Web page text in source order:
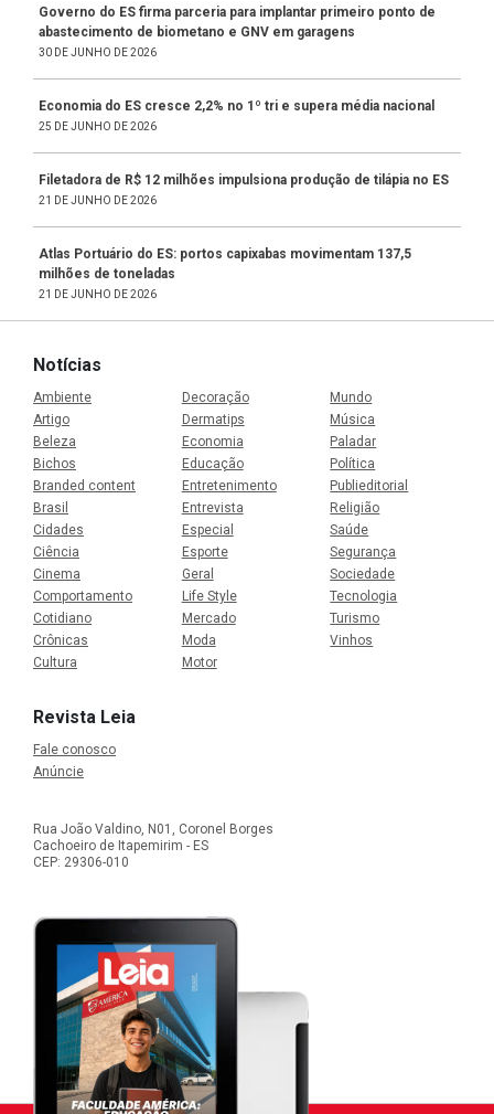
Governo do ES firma parceria para implantar primeiro ponto de
abastecimento de biometano e GNV em garagens
30 DE JUNHO DE 2026
Economia do ES cresce 2,2% no 1º tri e supera média nacional
25 DE JUNHO DE 2026
Filetadora de R$ 12 milhões impulsiona produção de tilápia no ES
21 DE JUNHO DE 2026
Atlas Portuário do ES: portos capixabas movimentam 137,5
milhões de toneladas
21 DE JUNHO DE 2026
Notícias
Ambiente
Artigo
Beleza
Bichos
Branded content
Brasil
Cidades
Ciência
Cinema
Comportamento
Cotidiano
Crônicas
Cultura
Decoração
Dermatips
Economia
Educação
Entretenimento
Entrevista
Especial
Esporte
Geral
Life Style
Mercado
Moda
Motor
Mundo
Música
Paladar
Política
Publieditorial
Religião
Saúde
Segurança
Sociedade
Tecnologia
Turismo
Vinhos
Revista Leia
Fale conosco
Anúncie
Rua João Valdino, N01, Coronel Borges
Cachoeiro de Itapemirim - ES
CEP: 29306-010